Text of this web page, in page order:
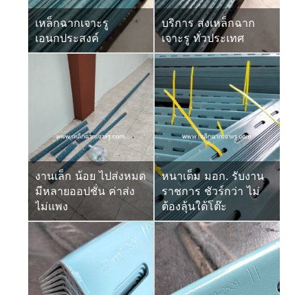
เหล็กฉากเจาะรู
เอนกประสงค์
บริการ ส่งเหล็กฉาก
เจาะรู ทั่วประเทศ
งานเล็ก น้อย ไปส่งหมด
มีหลายออปชั่น ค่าส่ง
ไม่แพง
หนาเต็ม มอก. รับงาน
ราชการ ชัวร์กว่า ไม่
ต้องลุ้นใต้โต๊ะ